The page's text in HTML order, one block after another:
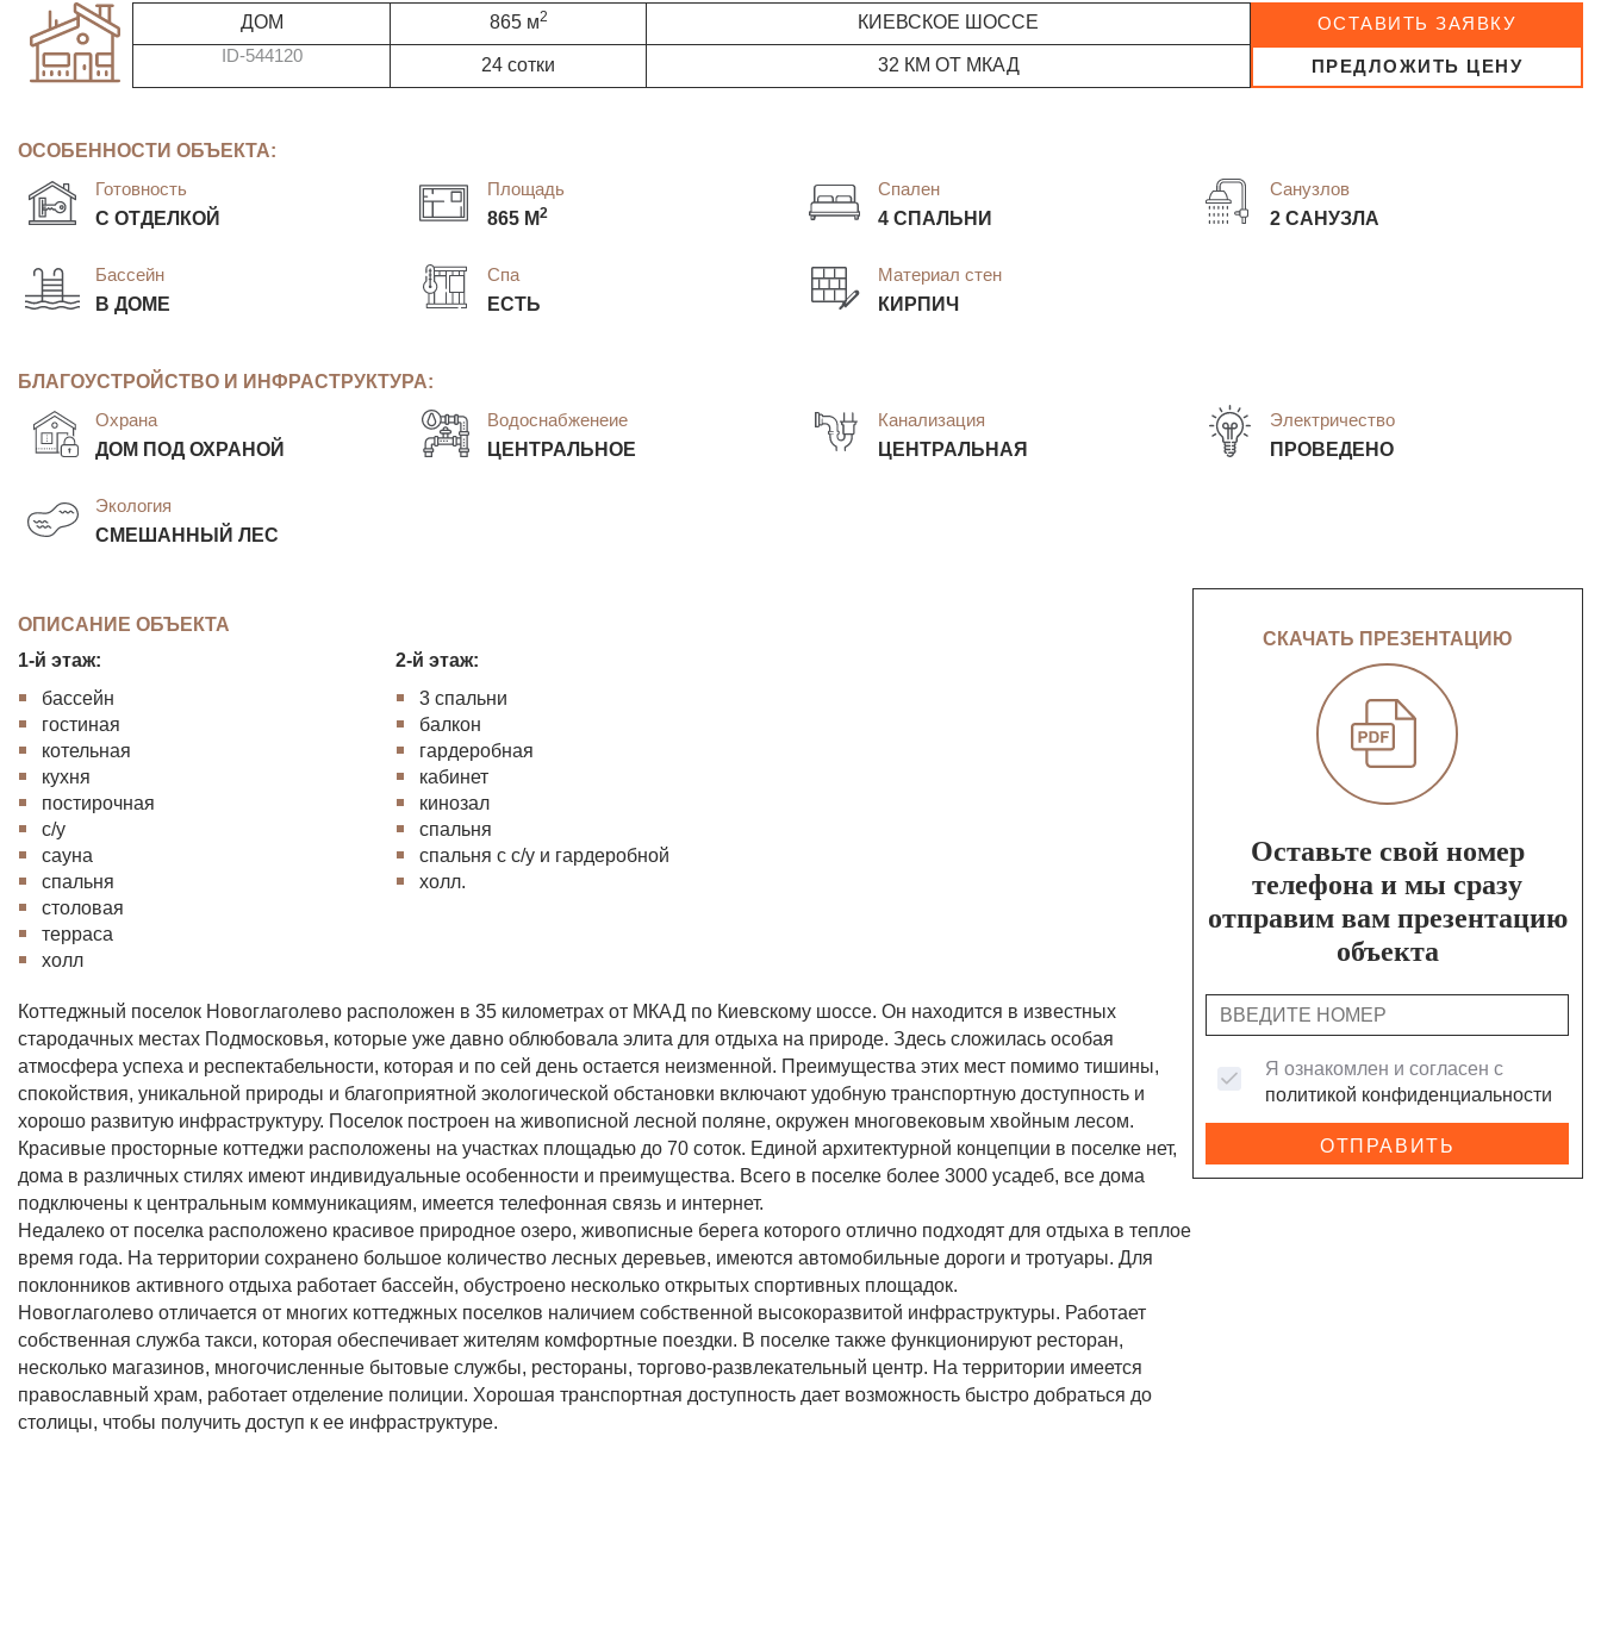
ДОМ 865 м2 КИЕВСКОЕ ШОССЕ
ID-544120 24 сотки 32 КМ ОТ МКАД
ОСТАВИТЬ ЗАЯВКУ
ПРЕДЛОЖИТЬ ЦЕНУ
ОСОБЕННОСТИ ОБЪЕКТА:
Готовность
С ОТДЕЛКОЙ
Площадь
865 М2
Спален
4 СПАЛЬНИ
Санузлов
2 САНУЗЛА
Бассейн
В ДОМЕ
Спа
ЕСТЬ
Материал стен
КИРПИЧ
БЛАГОУСТРОЙСТВО И ИНФРАСТРУКТУРА:
Охрана
ДОМ ПОД ОХРАНОЙ
Водоснабженеие
ЦЕНТРАЛЬНОЕ
Канализация
ЦЕНТРАЛЬНАЯ
Электричество
ПРОВЕДЕНО
Экология
СМЕШАННЫЙ ЛЕС
ОПИСАНИЕ ОБЪЕКТА
1-й этаж:
бассейн
гостиная
котельная
кухня
постирочная
с/у
сауна
спальня
столовая
терраса
холл
2-й этаж:
3 спальни
балкон
гардеробная
кабинет
кинозал
спальня
спальня с с/у и гардеробной
холл.
Коттеджный поселок Новоглаголево расположен в 35 километрах от МКАД по Киевскому шоссе. Он находится в известных
стародачных местах Подмосковья, которые уже давно облюбовала элита для отдыха на природе. Здесь сложилась особая
атмосфера успеха и респектабельности, которая и по сей день остается неизменной. Преимущества этих мест помимо тишины,
спокойствия, уникальной природы и благоприятной экологической обстановки включают удобную транспортную доступность и
хорошо развитую инфраструктуру. Поселок построен на живописной лесной поляне, окружен многовековым хвойным лесом.
Красивые просторные коттеджи расположены на участках площадью до 70 соток. Единой архитектурной концепции в поселке нет,
дома в различных стилях имеют индивидуальные особенности и преимущества. Всего в поселке более 3000 усадеб, все дома
подключены к центральным коммуникациям, имеется телефонная связь и интернет.
Недалеко от поселка расположено красивое природное озеро, живописные берега которого отлично подходят для отдыха в теплое
время года. На территории сохранено большое количество лесных деревьев, имеются автомобильные дороги и тротуары. Для
поклонников активного отдыха работает бассейн, обустроено несколько открытых спортивных площадок.
Новоглаголево отличается от многих коттеджных поселков наличием собственной высокоразвитой инфраструктуры. Работает
собственная служба такси, которая обеспечивает жителям комфортные поездки. В поселке также функционируют ресторан,
несколько магазинов, многочисленные бытовые службы, рестораны, торгово-развлекательный центр. На территории имеется
православный храм, работает отделение полиции. Хорошая транспортная доступность дает возможность быстро добраться до
столицы, чтобы получить доступ к ее инфраструктуре.
СКАЧАТЬ ПРЕЗЕНТАЦИЮ
Оставьте свой номер
телефона и мы сразу
отправим вам презентацию
объекта
Я ознакомлен и согласен с
политикой конфиденциальности
ОТПРАВИТЬ